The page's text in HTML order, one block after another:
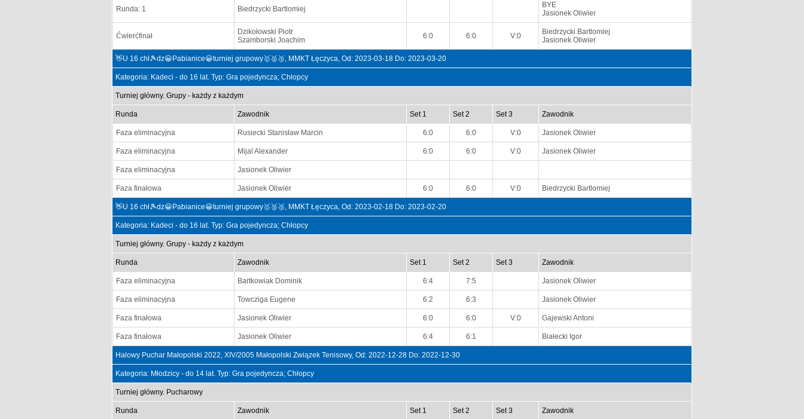
Runda: 1 Biedrzycki Bartlomiej
BYE
Jasionek Oliwier
Ćwierćfinał
Dzikołowski Piotr
Szamborski Joachim
6:0 6:0 V:0
Biedrzycki Bartlomiej
Jasionek Oliwier
👋U 16 chł🎾dz😀Pabianice😀turniej grupowy🥇🥈🥉, MMKT Łęczyca, Od: 2023-03-18 Do: 2023-03-20
Kategoria: Kadeci - do 16 lat. Typ: Gra pojedyncza; Chłopcy
Turniej główny. Grupy - każdy z każdym
Runda Zawodnik Set 1 Set 2 Set 3 Zawodnik
Faza eliminacyjna Rusiecki Stanisław Marcin 6:0 6:0 V:0 Jasionek Oliwier
Faza eliminacyjna Mijal Alexander 6:0 6:0 V:0 Jasionek Oliwier
Faza eliminacyjna Jasionek Oliwier
Faza finałowa Jasionek Oliwier 6:0 6:0 V:0 Biedrzycki Bartlomiej
👋U 16 chł🎾dz😀Pabianice😀turniej grupowy🥇🥈🥉, MMKT Łęczyca, Od: 2023-02-18 Do: 2023-02-20
Kategoria: Kadeci - do 16 lat. Typ: Gra pojedyncza; Chłopcy
Turniej główny. Grupy - każdy z każdym
Runda Zawodnik Set 1 Set 2 Set 3 Zawodnik
Faza eliminacyjna Bartkowiak Dominik 6:4 7:5 Jasionek Oliwier
Faza eliminacyjna Towcziga Eugene 6:2 6:3 Jasionek Oliwier
Faza finałowa Jasionek Oliwier 6:0 6:0 V:0 Gajewski Antoni
Faza finałowa Jasionek Oliwier 6:4 6:1 Białecki Igor
Halowy Puchar Małopolski 2022, XIV/2005 Małopolski Związek Tenisowy, Od: 2022-12-28 Do: 2022-12-30
Kategoria: Młodzicy - do 14 lat. Typ: Gra pojedyncza; Chłopcy
Turniej główny. Pucharowy
Runda Zawodnik Set 1 Set 2 Set 3 Zawodnik